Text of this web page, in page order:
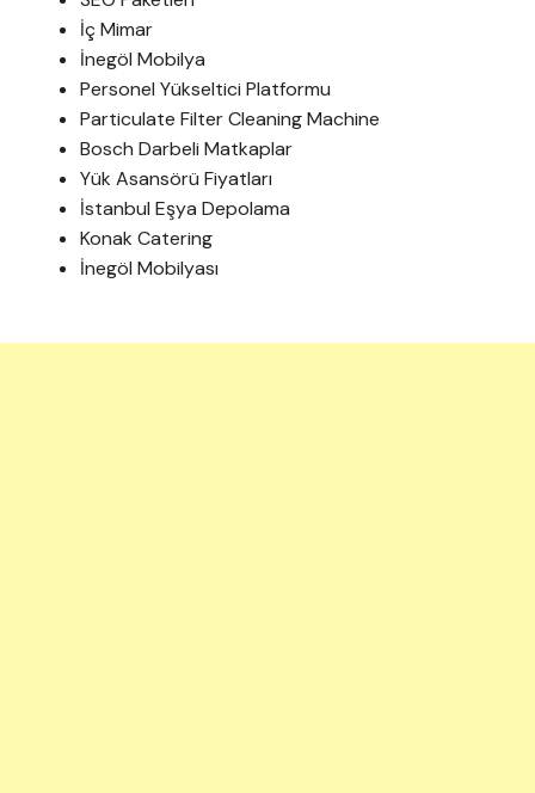
İç Mimar
İnegöl Mobilya
Personel Yükseltici Platformu
Particulate Filter Cleaning Machine
Bosch Darbeli Matkaplar
Yük Asansörü Fiyatları
İstanbul Eşya Depolama
Konak Catering
İnegöl Mobilyası